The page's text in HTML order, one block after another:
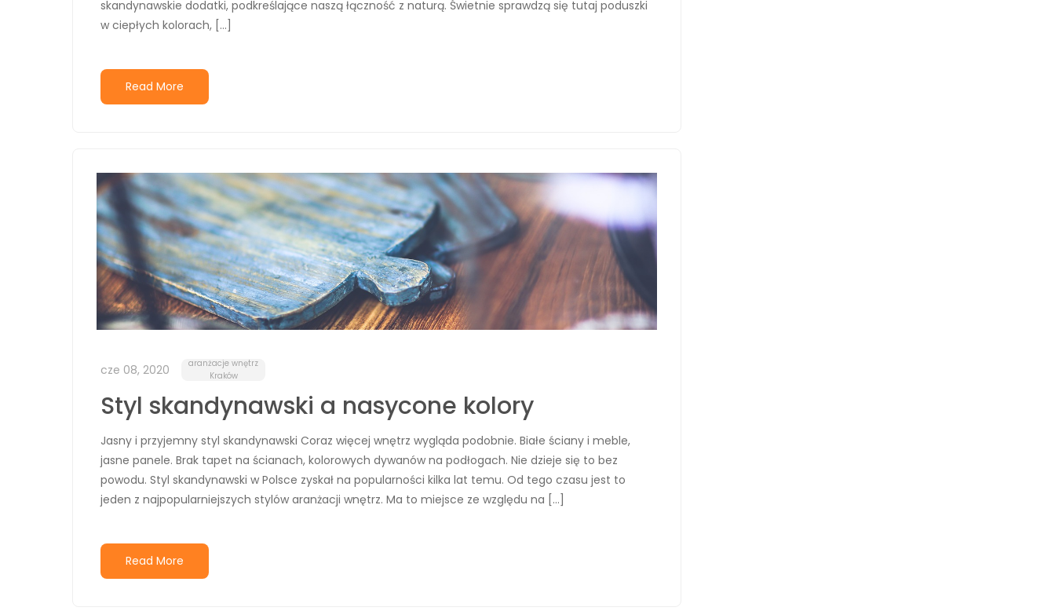
skandynawskie dodatki, podkreślające naszą łączność z naturą. Świetnie sprawdzą się tutaj poduszki
w ciepłych kolorach, […]
Read More
cze 08, 2020
aranżacje wnętrz
Kraków
Styl skandynawski a nasycone kolory
Jasny i przyjemny styl skandynawski Coraz więcej wnętrz wygląda podobnie. Białe ściany i meble,
jasne panele. Brak tapet na ścianach, kolorowych dywanów na podłogach. Nie dzieje się to bez
powodu. Styl skandynawski w Polsce zyskał na popularności kilka lat temu. Od tego czasu jest to
jeden z najpopularniejszych stylów aranżacji wnętrz. Ma to miejsce ze względu na […]
Read More